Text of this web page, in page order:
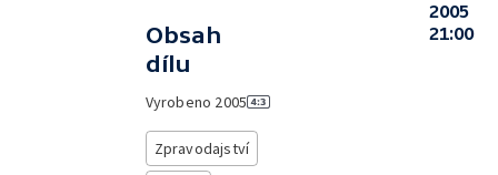
Obsah
dílu
Vyrobeno 2005
Zpravodajství
2005
21:00